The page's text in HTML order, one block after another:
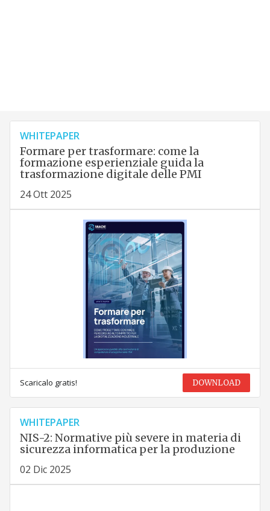
WHITEPAPER
Formare per trasformare: come la
formazione esperienziale guida la
trasformazione digitale delle PMI
24 Ott 2025
Scaricalo gratis! DOWNLOAD
WHITEPAPER
NIS-2: Normative più severe in materia di
sicurezza informatica per la produzione
02 Dic 2025